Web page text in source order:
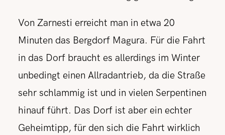
Von Zarnesti erreicht man in etwa 20
Minuten das Bergdorf Magura. Für die Fahrt
in das Dorf braucht es allerdings im Winter
unbedingt einen Allradantrieb, da die Straße
sehr schlammig ist und in vielen Serpentinen
hinauf führt. Das Dorf ist aber ein echter
Geheimtipp, für den sich die Fahrt wirklich